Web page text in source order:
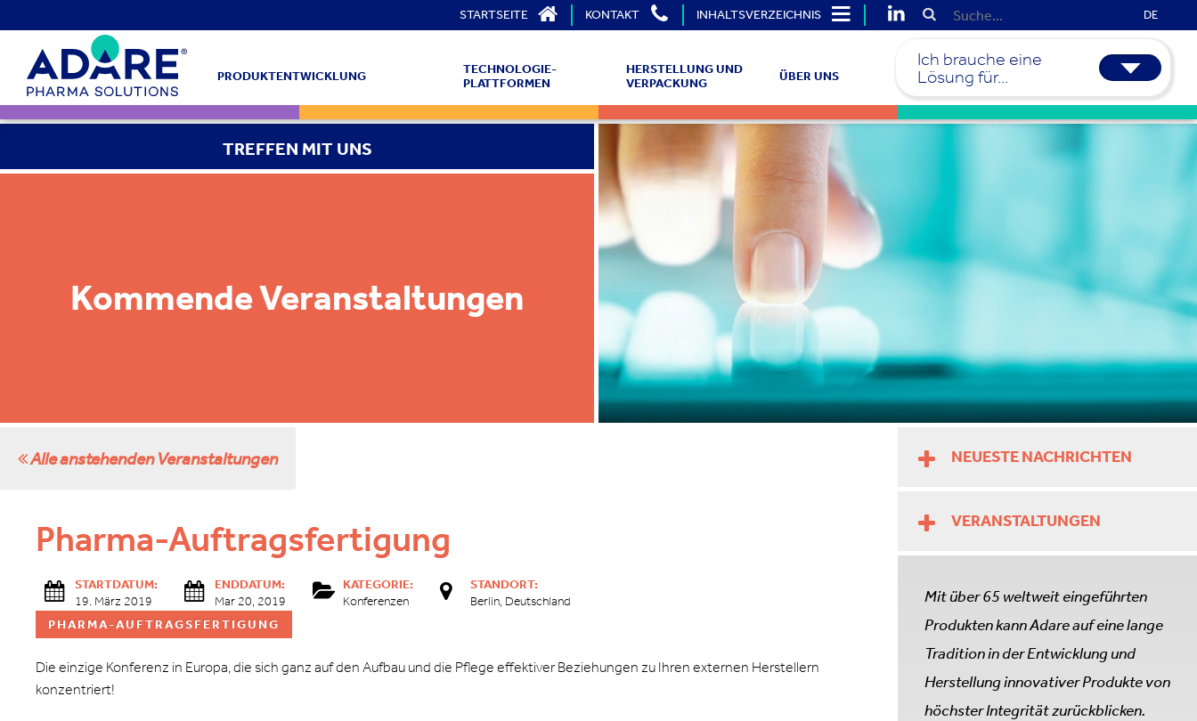
STARTSEITE KONTAKT INHALTSVERZEICHNIS DE
PRODUKTENTWICKLUNG
TECHNOLOGIE-
PLATTFORMEN
HERSTELLUNG UND
VERPACKUNG
ÜBER UNS
Ich brauche eine
Lösung für...
TREFFEN MIT UNS
Kommende Veranstaltungen
Alle anstehenden Veranstaltungen
Pharma-Auftragsfertigung
STARTDATUM:
19. März 2019
ENDDATUM:
Mar 20, 2019
KATEGORIE:
Konferenzen
STANDORT:
Berlin, Deutschland
PHARMA-AUFTRAGSFERTIGUNG
Die einzige Konferenz in Europa, die sich ganz auf den Aufbau und die Pflege effektiver Beziehungen zu Ihren externen Herstellern
konzentriert!
NEUESTE NACHRICHTEN
VERANSTALTUNGEN
Mit über 65 weltweit eingeführten
Produkten kann Adare auf eine lange
Tradition in der Entwicklung und
Herstellung innovativer Produkte von
höchster Integrität zurückblicken.